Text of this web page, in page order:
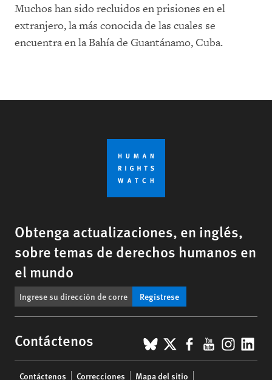
Muchos han sido recluidos en prisiones en el
extranjero, la más conocida de las cuales se
encuentra en la Bahía de Guantánamo, Cuba.
Obtenga actualizaciones, en inglés,
sobre temas de derechos humanos en
el mundo
Regístrese
Contáctenos BlueSky
X Facebook
YouTube
Contáctenos Correcciones Mapa del sitio